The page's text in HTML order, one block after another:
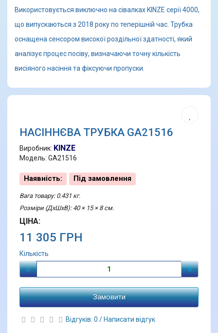
Використовується виключно на сівалках KINZE серії 4000,
що випускаються з 2018 року по теперішній час. Трубка
оснащена сенсором високої роздільної здатності, який
аналізує процес посіву, визначаючи точну кількість
висіяного насіння та фіксуючи пропуски.
НАСІННЄВА ТРУБКА GA21516
Виробник: KINZE
Модель: GA21516
Наявність: Під замовлення
Вага товару: 0.431 кг.
Розміри (ДхШхВ): 40 × 15 × 8 см.
ЦІНА:
11 305 ГРН
Кількість
Замовити
Відгуків: 0 / Написати відгук